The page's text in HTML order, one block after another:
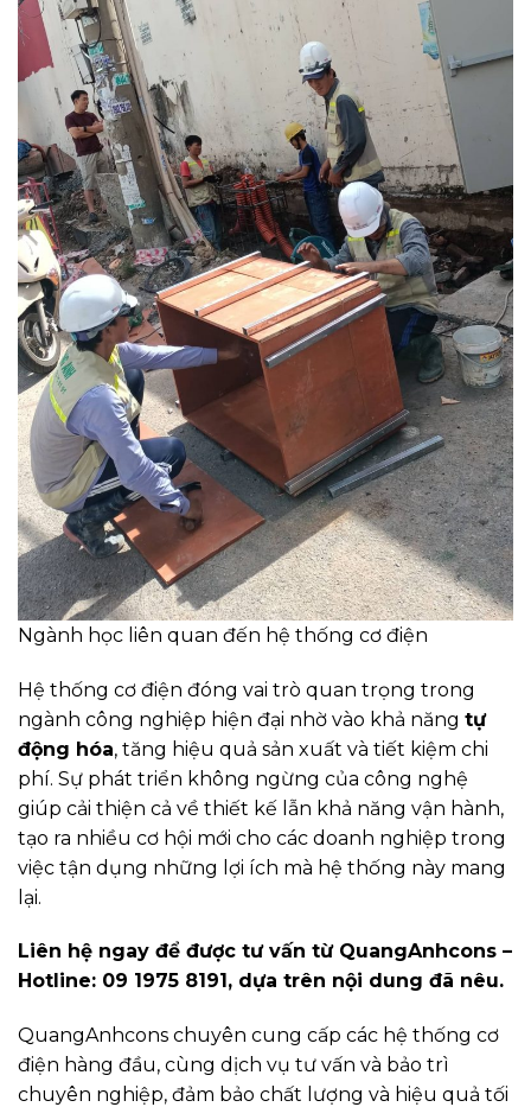
Ngành học liên quan đến hệ thống cơ điện
Hệ thống cơ điện đóng vai trò quan trọng trong
ngành công nghiệp hiện đại nhờ vào khả năng tự
động hóa, tăng hiệu quả sản xuất và tiết kiệm chi
phí. Sự phát triển không ngừng của công nghệ
giúp cải thiện cả về thiết kế lẫn khả năng vận hành,
tạo ra nhiều cơ hội mới cho các doanh nghiệp trong
việc tận dụng những lợi ích mà hệ thống này mang
lại.
Liên hệ ngay để được tư vấn từ QuangAnhcons –
Hotline: 09 1975 8191, dựa trên nội dung đã nêu.
QuangAnhcons chuyên cung cấp các hệ thống cơ
điện hàng đầu, cùng dịch vụ tư vấn và bảo trì
chuyên nghiệp, đảm bảo chất lượng và hiệu quả tối